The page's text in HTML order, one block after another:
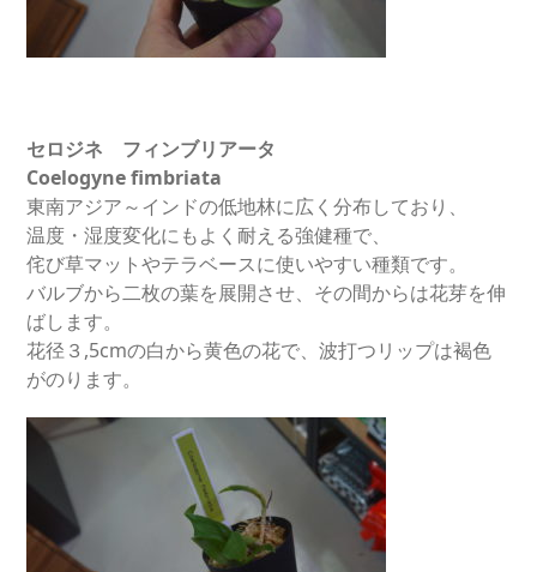
セロジネ フィンブリアータ
Coelogyne fimbriata
東南アジア～インドの低地林に広く分布しており、
温度・湿度変化にもよく耐える強健種で、
侘び草マットやテラベースに使いやすい種類です。
バルブから二枚の葉を展開させ、その間からは花芽を伸
ばします。
花径３,5cmの白から黄色の花で、波打つリップは褐色
がのります。